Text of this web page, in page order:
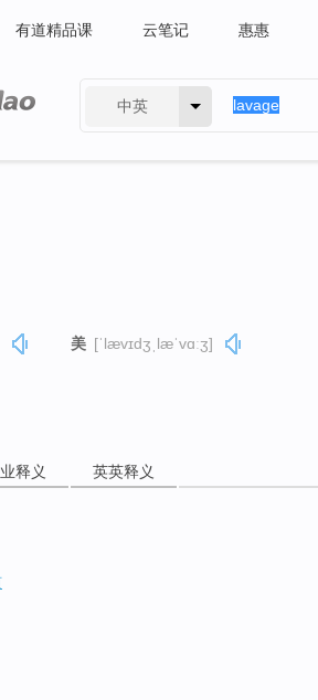
有道精品课 云笔记 惠惠
中英
美 [ˈlævɪdʒˌlæˈvɑːʒ]
释义 英英释义